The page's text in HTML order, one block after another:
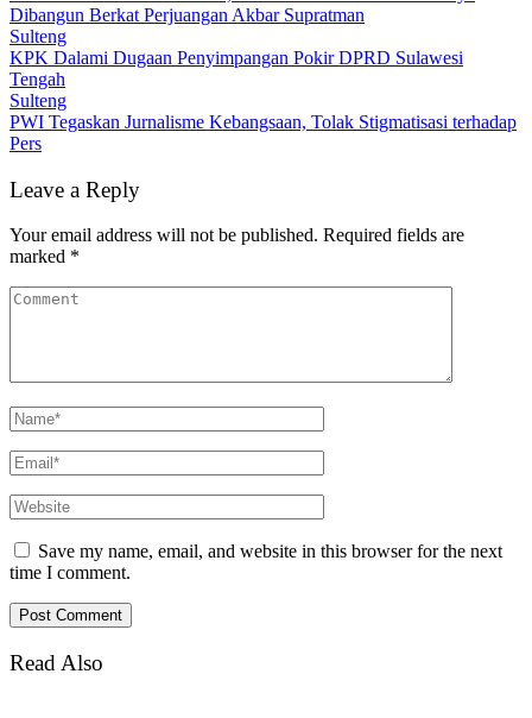
Dibangun Berkat Perjuangan Akbar Supratman
Sulteng
KPK Dalami Dugaan Penyimpangan Pokir DPRD Sulawesi
Tengah
Sulteng
PWI Tegaskan Jurnalisme Kebangsaan, Tolak Stigmatisasi terhadap
Pers
Leave a Reply
Your email address will not be published. Required fields are
marked *
Save my name, email, and website in this browser for the next
time I comment.
Read Also